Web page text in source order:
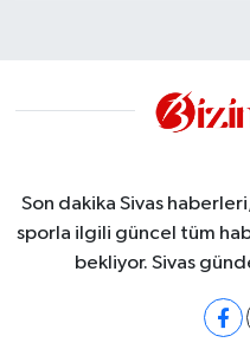
Son dakika Sivas
sporla ilgili güncel tüm
bekliyor. Sivas